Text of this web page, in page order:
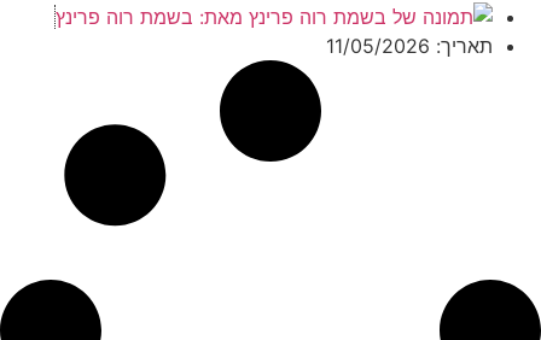
חילוקי דעות סביב הילדים, קשיי תקשורת בין הורים גרושים או
תחושה שההסכמות כבר לא מתאימות לחיים עצמם. הם מצבים
נפוצים יותר ממה שנהוג לחשוב. הכתבה עוסקת בדרכים
להתמודד עם מחלוקות לאחר גירושין, כיצד ניתן לשפר את
ההורות המשותפת, ומתי גישור או תיאום הורי יכולים לסייע לעצור
את ההסלמה לפני שהיא הופכת למאבק משפטי.
מאת: בשמת רוה פרינץ
תאריך: 11/05/2026